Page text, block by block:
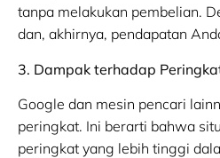
tanpa melakukan pembelian.
dan, akhirnya, pendapatan
3. Dampak terhadap
Google dan mesin pencari
peringkat. Ini berarti bahwa
peringkat yang lebih tinggi